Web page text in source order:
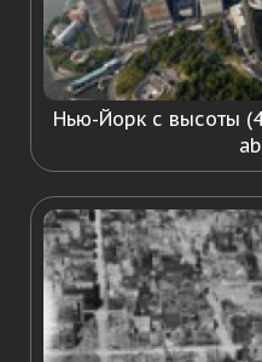
Нью-Йорк с высоты